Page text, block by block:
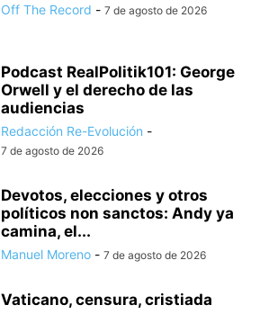
Off The Record - 7 de agosto de 2026
Podcast RealPolitik101: George
Orwell y el derecho de las
audiencias
Redacción Re-Evolución -
7 de agosto de 2026
Devotos, elecciones y otros
políticos non sanctos: Andy ya
camina, el...
Manuel Moreno - 7 de agosto de 2026
Vaticano, censura, cristiada